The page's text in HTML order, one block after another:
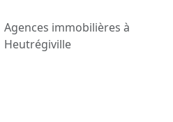
Agences immobilières à
Heutrégiville